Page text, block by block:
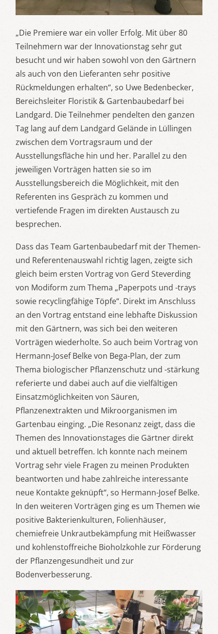
„Die Premiere war ein voller Erfolg. Mit über 80
Teilnehmern war der Innovationstag sehr gut
besucht und wir haben sowohl von den Gärtnern
als auch von den Lieferanten sehr positive
Rückmeldungen erhalten“, so Uwe Bedenbecker,
Bereichsleiter Floristik & Gartenbaubedarf bei
Landgard. Die Teilnehmer pendelten den ganzen
Tag lang auf dem Landgard Gelände in Lüllingen
zwischen dem Vortragsraum und der
Ausstellungsfläche hin und her. Parallel zu den
jeweiligen Vorträgen hatten sie so im
Ausstellungsbereich die Möglichkeit, mit den
Referenten ins Gespräch zu kommen und
vertiefende Fragen im direkten Austausch zu
besprechen.
Dass das Team Gartenbaubedarf mit der Themen-
und Referentenauswahl richtig lagen, zeigte sich
gleich beim ersten Vortrag von Gerd Steverding
von Modiform zum Thema „Paperpots und -trays
sowie recyclingfähige Töpfe“. Direkt im Anschluss
an den Vortrag entstand eine lebhafte Diskussion
mit den Gärtnern, was sich bei den weiteren
Vorträgen wiederholte. So auch beim Vortrag von
Hermann-Josef Belke von Bega-Plan, der zum
Thema biologischer Pflanzenschutz und -stärkung
referierte und dabei auch auf die vielfältigen
Einsatzmöglichkeiten von Säuren,
Pflanzenextrakten und Mikroorganismen im
Gartenbau einging. „Die Resonanz zeigt, dass die
Themen des Innovationstages die Gärtner direkt
und aktuell betreffen. Ich konnte nach meinem
Vortrag sehr viele Fragen zu meinen Produkten
beantworten und habe zahlreiche interessante
neue Kontakte geknüpft“, so Hermann-Josef Belke.
In den weiteren Vorträgen ging es um Themen wie
positive Bakterienkulturen, Folienhäuser,
chemiefreie Unkrautbekämpfung mit Heißwasser
und kohlenstoffreiche Bioholzkohle zur Förderung
der Pflanzengesundheit und zur
Bodenverbesserung.